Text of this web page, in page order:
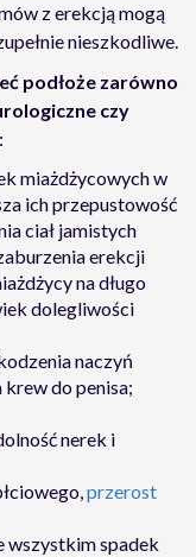
z erekcją mogą
nieszkodliwe.
podłoże zarówno
czy
miażdżycowych w
ich przepustowość
ciał jamistych
erekcji
na długo
dolegliwości
naczyń
do penisa;
nerek i
przerost
wszystkim spadek